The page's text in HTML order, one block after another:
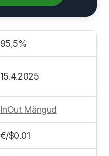
95,5%
15.4.2025
InOut Mängud
€/$0.01